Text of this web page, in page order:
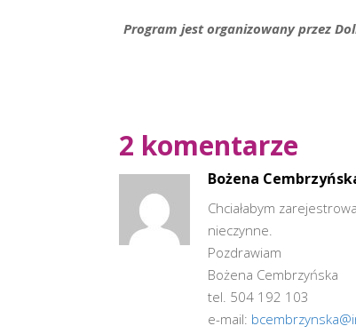
Program jest organizowany przez
2 komentarze
Bożena
Chciałabym
nieczynne.
Pozdrawiam
Bożena Cembrzyńska
tel. 504 192 103
e-mail: